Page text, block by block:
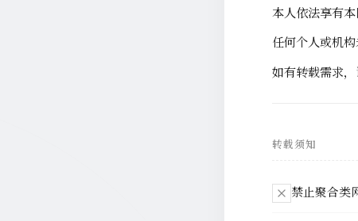
本人依法享有
任何个人或机
如有转载需求
转载须知
禁止聚合类